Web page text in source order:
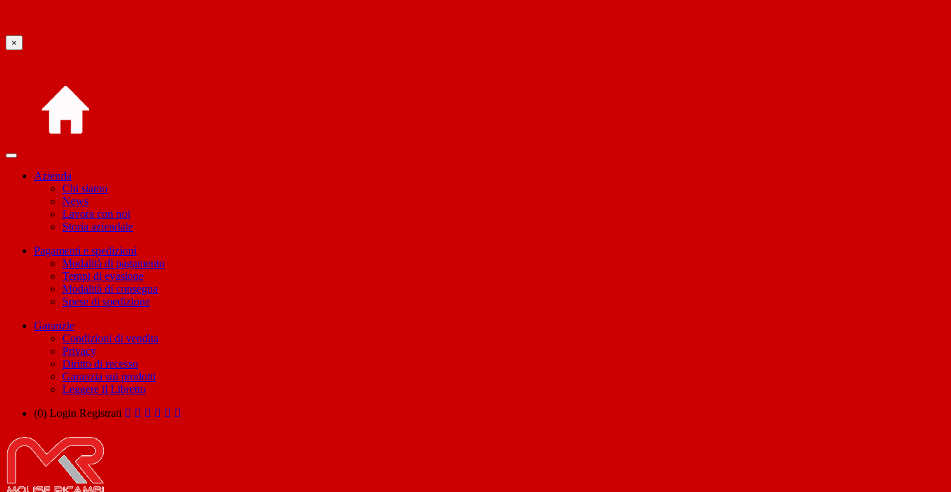
×
Azienda
Chi siamo
News
Lavora con noi
Storia aziendale
Pagamenti e spedizioni
Modalità di pagamento
Tempi di evasione
Modalità di consegna
Spese di spedizione
Garanzie
Condizioni di vendita
Privacy
Diritto di recesso
Garanzia sui prodotti
Leggere il Libretto
(0) Login Registrati